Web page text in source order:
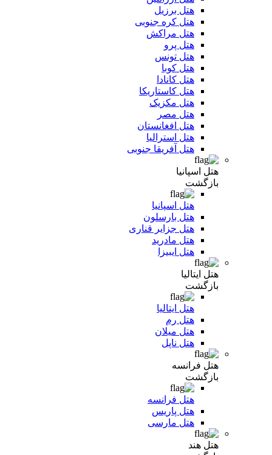
هتل برزیل
هتل کره جنوبی
هتل مراکش
هتل پرو
هتل تونس
هتل کوبا
هتل کانادا
هتل کاستاریکا
هتل مکزیک
هتل مصر
هتل افغانستان
هتل استرالیا
هتل آفریقا جنوبی
هتل اسپانیا
بازگشت
هتل اسپانیا
هتل بارسلون
هتل جزایر قناری
هتل مادرید
هتل ایبیزا
هتل ایتالیا
بازگشت
هتل ایتالیا
هتل رم
هتل میلان
هتل ناپل
هتل فرانسه
بازگشت
هتل فرانسه
هتل پاریس
هتل مارسی
هتل هند